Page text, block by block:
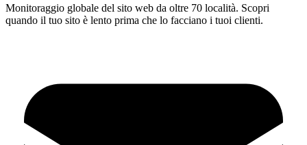
Monitoraggio globale del sito web da oltre 70 località. Scopri
quando il tuo sito è lento prima che lo facciano i tuoi clienti.